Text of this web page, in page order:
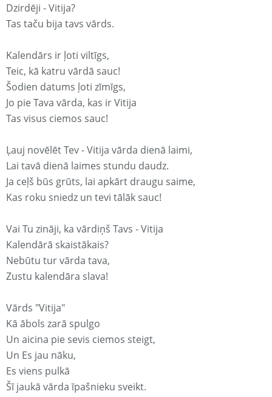
Dzirdēji - Vitija?
Tas taču bija tavs vārds.
Kalendārs ir ļoti viltīgs,
Teic, kā katru vārdā sauc!
Šodien datums ļoti zīmīgs,
Jo pie Tava vārda, kas ir Vitija
Tas visus ciemos sauc!
Ļauj novēlēt Tev - Vitija vārda dienā laimi,
Lai tavā dienā laimes stundu daudz.
Ja ceļš būs grūts, lai apkārt draugu saime,
Kas roku sniedz un tevi tālāk sauc!
Vai Tu zināji, ka vārdiņš Tavs - Vitija
Kalendārā skaistākais?
Nebūtu tur vārda tava,
Zustu kalendāra slava!
Vārds "Vitija"
Kā ābols zarā spulgo
Un aicina pie sevis ciemos steigt,
Un Es jau nāku,
Es viens pulkā
Šī jaukā vārda īpašnieku sveikt.